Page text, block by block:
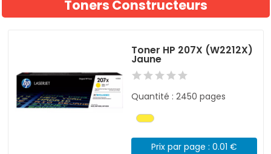
Toners Constructeurs
Toner HP 207X (W2212X)
Jaune
Quantité : 2450 pages
Prix par page : 0.01 €